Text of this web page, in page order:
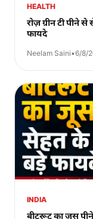
HEALTH
रोज़ ग्रीन टी पीने
फायदे
Neelam Saini•6/8/
INDIA
बीटरूट का जूस